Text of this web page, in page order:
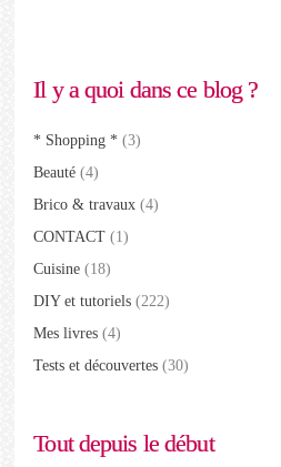
Il y a quoi dans ce blog ?
* Shopping * (3)
Beauté (4)
Brico & travaux (4)
CONTACT (1)
Cuisine (18)
DIY et tutoriels (222)
Mes livres (4)
Tests et découvertes (30)
Tout depuis le début